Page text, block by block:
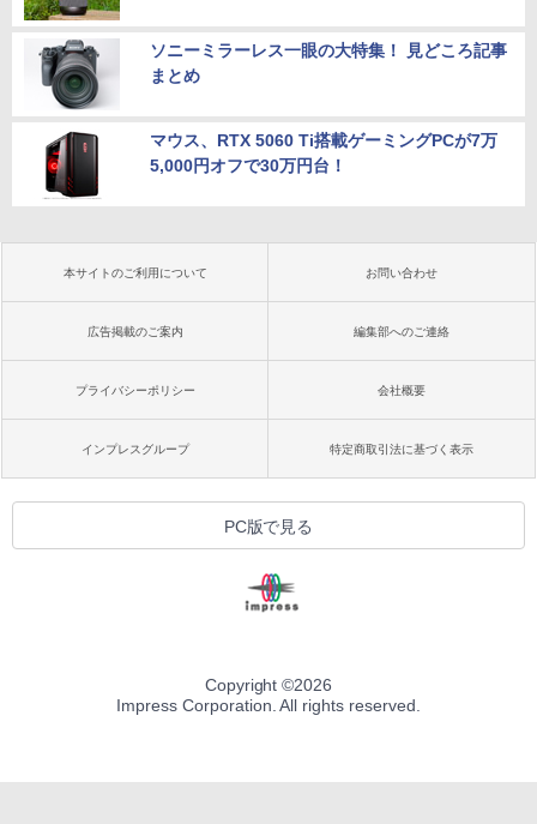
ソニーミラーレス一眼の大特集！ 見どころ記事
まとめ
マウス、RTX 5060 Ti搭載ゲーミングPCが7万
5,000円オフで30万円台！
本サイトのご利用について お問い合わせ
広告掲載のご案内 編集部へのご連絡
プライバシーポリシー 会社概要
インプレスグループ 特定商取引法に基づく表示
PC版で見る
Copyright ©2026
Impress Corporation. All rights reserved.